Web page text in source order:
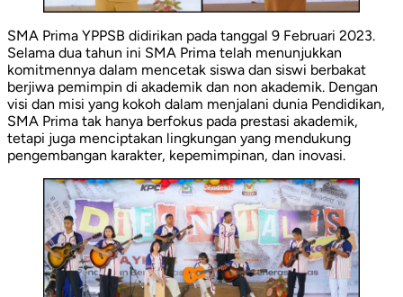
SMA Prima YPPSB didirikan pada tanggal 9 Februari 2023.
Selama dua tahun ini SMA Prima telah menunjukkan
komitmennya dalam mencetak siswa dan siswi berbakat
berjiwa pemimpin di akademik dan non akademik. Dengan
visi dan misi yang kokoh dalam menjalani dunia Pendidikan,
SMA Prima tak hanya berfokus pada prestasi akademik,
tetapi juga menciptakan lingkungan yang mendukung
pengembangan karakter, kepemimpinan, dan inovasi.